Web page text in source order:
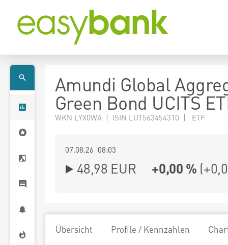
Amundi Global
Green Bond UCITS
WKN LYX0WA | ISIN LU1563454310 | ETF
07.08.26 08:03
48,98 EUR +0,00 % (
Übersicht Profile / Kennzahlen